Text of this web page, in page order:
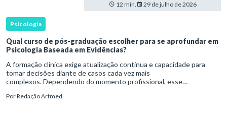
12 min. 29 de julho de 2026
Psicologia
Qual curso de pós-graduação escolher para se aprofundar em
Psicologia Baseada em Evidências?
A formação clínica exige atualização contínua e capacidade para
tomar decisões diante de casos cada vez mais
complexos. Dependendo do momento profissional, esse
aprofundamento em ou a especializaçã
PorRedação Artmed